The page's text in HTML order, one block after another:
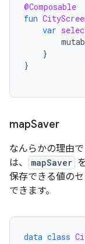
@Composable
fun
var
}
}
mapSaver
なんらかの理由で
は、
mapSaver
保存できる値の
できます。
data class